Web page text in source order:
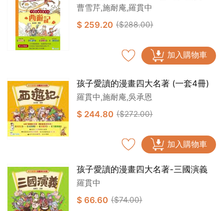
繪版
曹雪芹,施耐庵,羅貫中
$ 259.20 ($288.00)
加入購物車
孩子愛讀的漫畫四大名著 (一套4冊)
羅貫中,施耐庵,吳承恩
$ 244.80 ($272.00)
加入購物車
孩子愛讀的漫畫四大名著-三國演義
羅貫中
$ 66.60 ($74.00)